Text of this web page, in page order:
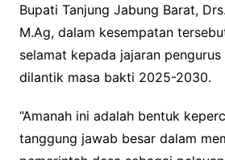
Bupati Tanjung Jabung Barat,
M.Ag, dalam kesempatan
selamat kepada jajaran pengurus
dilantik masa bakti 2025-2030.
“Amanah ini adalah bentuk
tanggung jawab besar dalam